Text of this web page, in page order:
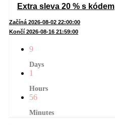
Extra sleva 20 % s kódem
Začíná 2026-08-02 22:00:00
Končí 2026-08-16 21:59:00
9
Days
1
Hours
56
Minutes